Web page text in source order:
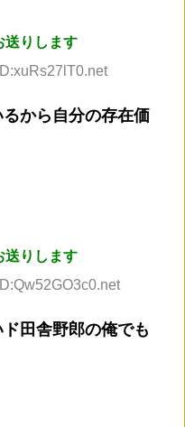
送りします
から自分の存在価
送りします
田舎野郎の俺でも